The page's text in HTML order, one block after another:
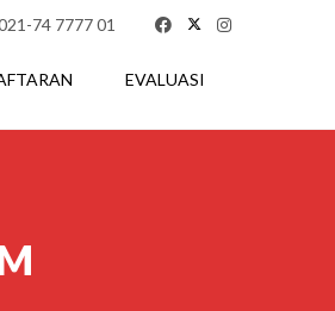
74 7777 01
EVALUASI